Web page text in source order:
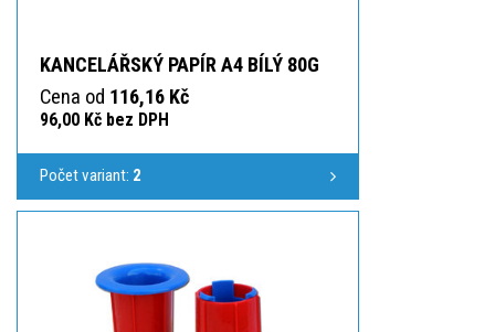
KANCELÁŘSKÝ PAPÍR A4 BÍLÝ 80G
Cena od 116,16 Kč
96,00 Kč bez DPH
Počet variant: 2